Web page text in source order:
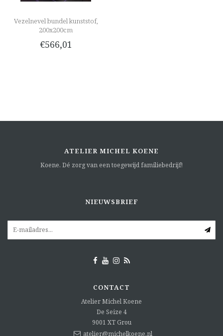
Vezelnevel bundel kunststof,
200x200cm
€566,01
ATELIER MICHEL KOENE
Koene. Dé zorg van een toegewijd familiebedrijf!
NIEUWSBRIEF
CONTACT
Atelier Michel Koene
De Seize 4
9001 XT Grou
atelier@michelkoene.nl